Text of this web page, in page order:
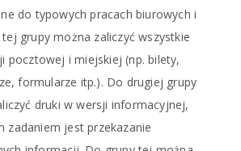
do typowych pracach biurowych i
grupy można zaliczyć wszystkie
pocztowej i miejskiej (np. bilety,
formularze itp.). Do drugiej grupy
druki w wersji informacyjnej,
zadaniem jest przekazanie